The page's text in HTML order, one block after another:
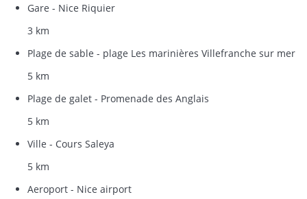
Gare - Nice Riquier
3 km
Plage de sable - plage Les marinières Villefranche sur mer
5 km
Plage de galet - Promenade des Anglais
5 km
Ville - Cours Saleya
5 km
Aeroport - Nice airport